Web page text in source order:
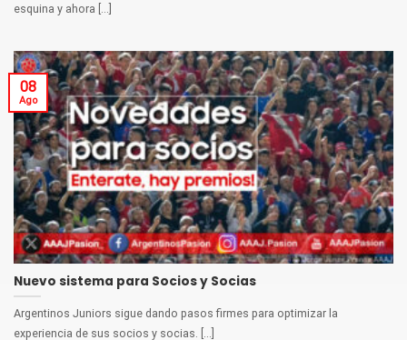
esquina y ahora [...]
Nuevo sistema para Socios y Socias
Argentinos Juniors sigue dando pasos firmes para optimizar la
experiencia de sus socios y socias. [...]
08
Ago